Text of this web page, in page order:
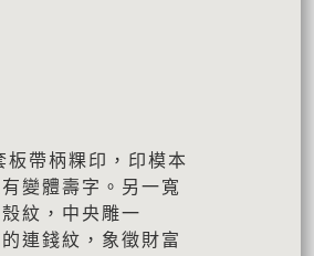
帶柄粿印，印模本
變體壽字。另一寬
紋，中央雕一
連錢紋，象徵財富